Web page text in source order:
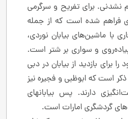
نشدنی. برای تفریح و سرگرمی
فراهم شده است که از جمله
با ماشین‌های بیابان نوردی،
و سواری بر شتر است.
را برای بازدید از بیابان در دبی
ذکر است که ابوظبی و فجیره نیز
دارند. پس بیابانهای
های گردشگری امارات است.